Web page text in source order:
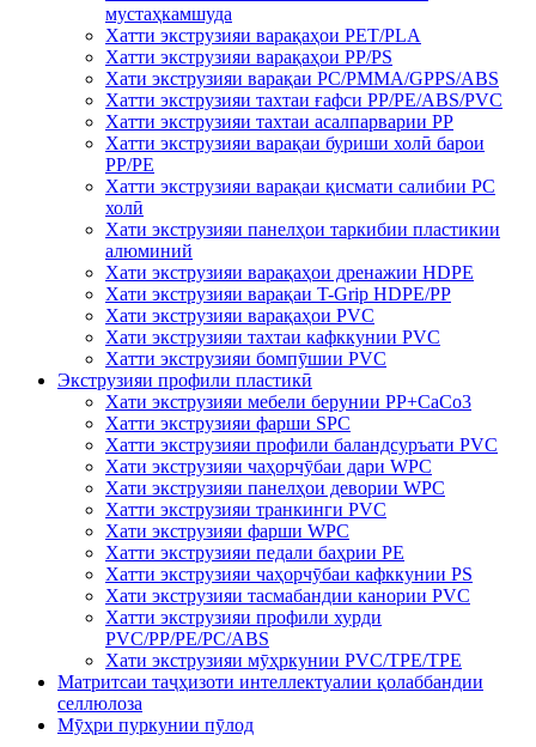
мустаҳкамшуда
Хатти экструзияи варақаҳои PET/PLA
Хатти экструзияи варақаҳои PP/PS
Хати экструзияи варақаи PC/PMMA/GPPS/ABS
Хатти экструзияи тахтаи ғафси PP/PE/ABS/PVC
Хатти экструзияи тахтаи асалпарварии PP
Хатти экструзияи варақаи буриши холӣ барои
PP/PE
Хатти экструзияи варақаи қисмати салибии PC
холӣ
Хати экструзияи панелҳои таркибии пластикии
алюминий
Хати экструзияи варақаҳои дренажии HDPE
Хати экструзияи варақаи T-Grip HDPE/PP
Хати экструзияи варақаҳои PVC
Хати экструзияи тахтаи кафккунии PVC
Хатти экструзияи бомпӯшии PVC
Экструзияи профили пластикӣ
Хати экструзияи мебели берунии PP+CaCo3
Хатти экструзияи фарши SPC
Хатти экструзияи профили баландсуръати PVC
Хати экструзияи чаҳорчӯбаи дари WPC
Хати экструзияи панелҳои девории WPC
Хатти экструзияи транкинги PVC
Хати экструзияи фарши WPC
Хатти экструзияи педали баҳрии PE
Хатти экструзияи чаҳорчӯбаи кафккунии PS
Хати экструзияи тасмабандии канории PVC
Хатти экструзияи профили хурди
PVC/PP/PE/PC/ABS
Хати экструзияи мӯҳркунии PVC/TPE/TPE
Матритсаи таҷҳизоти интеллектуалии қолаббандии
селлюлоза
Мӯҳри пуркунии пӯлод